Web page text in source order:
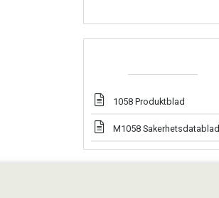
1058 Produktblad
M1058 Sakerhetsdatablad